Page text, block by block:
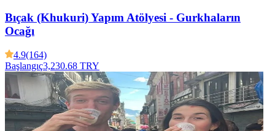
Bıçak (Khukuri) Yapım Atölyesi - Gurkhaların
Ocağı
4.9(164)
Başlangıç3,230.68 TRY